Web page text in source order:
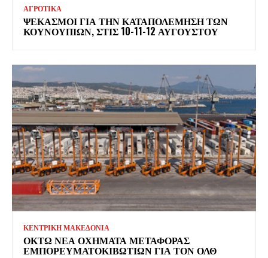
ΑΓΡΟΤΙΚΑ
ΨΕΚΑΣΜΟΊ ΓΙΑ ΤΗΝ ΚΑΤΑΠΟΛΈΜΗΣΗ ΤΩΝ
ΚΟΥΝΟΥΠΙΏΝ, ΣΤΙΣ 10-11-12 ΑΥΓΟΎΣΤΟΥ
ΚΕΝΤΡΙΚΗ ΜΑΚΕΔΟΝΙΑ
ΟΚΤΏ ΝΈΑ ΟΧΉΜΑΤΑ ΜΕΤΑΦΟΡΆΣ
ΕΜΠΟΡΕΥΜΑΤΟΚΙΒΩΤΊΩΝ ΓΙΑ ΤΟΝ ΟΛΘ